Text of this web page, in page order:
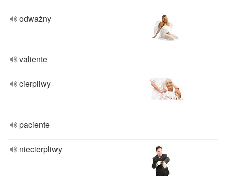
odważny
valiente
cierpliwy
paciente
niecierpliwy